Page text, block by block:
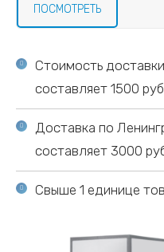
ПОСМОТРЕТЬ
Стоимость
составляет 1500
Доставка по
составляет 3000
Свыше 1 единице